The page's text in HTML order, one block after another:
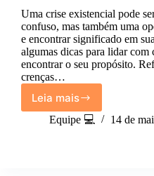
Uma crise existencial pode
confuso, mas também uma
e encontrar significado em
algumas dicas para lidar com
encontrar o seu propósito.
crenças…
Leia mais
Crises
Existenciais:
Encontrando
Equipe 💻 14 de